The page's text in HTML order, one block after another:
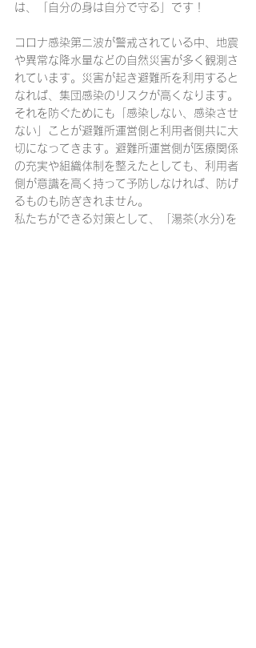
は、「自分の身は自分で守る」です！
コロナ感染第二波が警戒されている中、地震
や異常な降水量などの自然災害が多く観測さ
れています。災害が起き避難所を利用すると
なれば、集団感染のリスクが高くなります。
それを防ぐためにも「感染しない、感染させ
ない」ことが避難所運営側と利用者側共に大
切になってきます。避難所運営側が医療関係
の充実や組織体制を整えたとしても、利用者
側が意識を高く持って予防しなければ、防げ
るものも防ぎきれません。
私たちができる対策として、「湯茶(水分)を